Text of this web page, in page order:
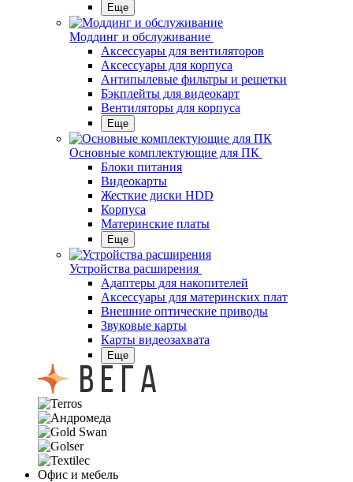
Еще
Моддинг и обслуживание
Аксессуары для вентиляторов
Аксессуары для корпуса
Антипылевые фильтры и решетки
Бэкплейты для видеокарт
Вентиляторы для корпуса
Еще
Основные комплектующие для ПК
Блоки питания
Видеокарты
Жесткие диски HDD
Корпуса
Материнские платы
Еще
Устройства расширения
Адаптеры для накопителей
Аксессуары для материнских плат
Внешние оптические приводы
Звуковые карты
Карты видеозахвата
Еще
Офис и мебель